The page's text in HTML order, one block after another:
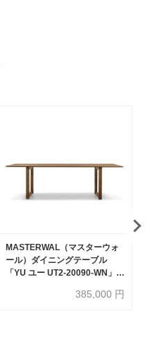
MASTERWAL（マスターウォ
ール）ダイニングテーブル
「YU ユー UT2-20090-WN」幅
ト材 オイル仕上げ【受注生産
385,000 円